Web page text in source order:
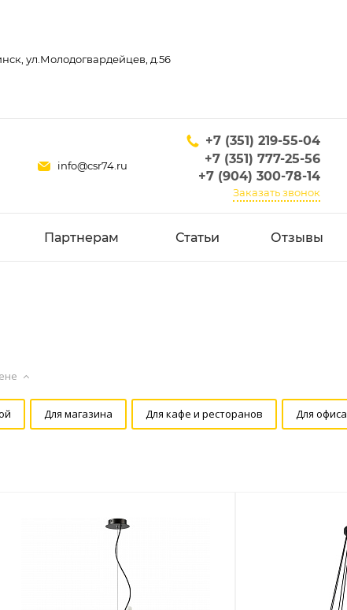
ул.Молодогвардейцев, д.56
info@csr74.ru
+7 (351) 219-55-04
+7 (351) 777-25-56
+7 (904) 300-78-14
Заказать звонок
Партнерам Статьи Отзывы
Для магазина Для кафе и ресторанов Для офиса